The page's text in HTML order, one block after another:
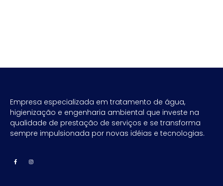
Empresa especializada em tratamento de água,
higienização e engenharia ambiental que investe na
qualidade de prestação de serviços e se transforma
sempre impulsionada por novas idéias e tecnologias.